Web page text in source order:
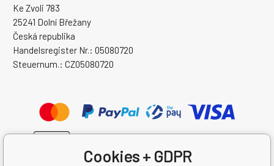
Ke Zvoli 783
25241 Dolní Břežany
Česká republika
Handelsregister Nr.: 05080720
Steuernum.: CZ05080720
Cookies + GDPR